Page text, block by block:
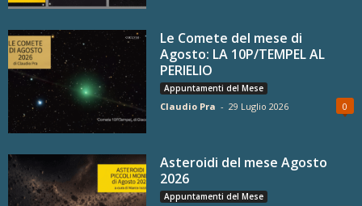
Le Comete del mese di
Agosto: LA 10P/TEMPEL AL
PERIELIO
Appuntamenti del Mese
Claudio Pra - 29 Luglio 2026 0
Asteroidi del mese Agosto
2026
Appuntamenti del Mese